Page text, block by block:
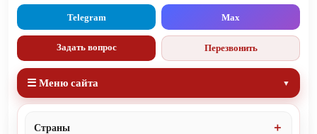
Telegram Max
Задать вопрос Перезвонить
☰ Меню сайта
Страны